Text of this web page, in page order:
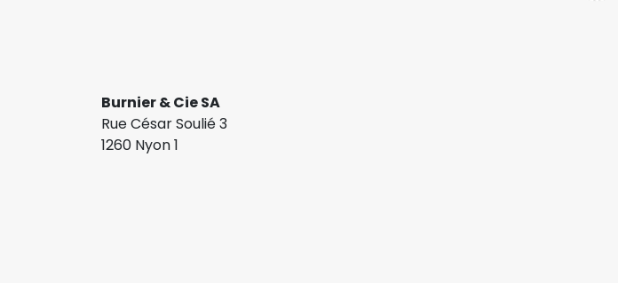
Burnier & Cie SA
Rue César Soulié 3
1260 Nyon 1